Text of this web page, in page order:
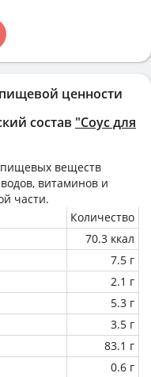
ценности
состав "Соус для
веществ
витаминов и
части.
Количество
70.3 ккал
7.5 г
2.1 г
5.3 г
3.5 г
83.1 г
0.6 г